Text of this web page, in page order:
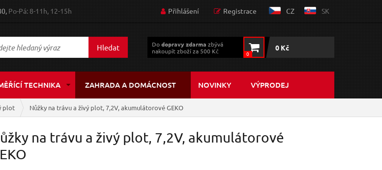
Po-Pá: 8-11h, 12-15h Přihlášení Registrace CZ SK
Hledat Dodopravy zdarma zbývá
nakoupit zboží za 500 Kč
0
0 Kč
TECHNIKA ZAHRADA A DOMÁCNOST NOVINKY VÝPRODEJ
plot Nůžky na trávu a živý plot, 7,2V, akumulátorové GEKO
na trávu a živý plot, 7,2V, akumulátorové